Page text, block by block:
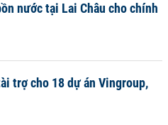
nước tại Lai Châu cho chính
trợ cho 18 dự án Vingroup,